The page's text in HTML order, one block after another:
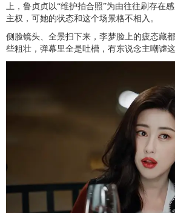
上，鲁贞贞以“维护拍合照”为由往往刷存在
主权，可她的状态和这个场景格不相入。
侧脸镜头、全景扫下来，李梦脸上的疲态藏
些粗壮，弹幕里全是吐槽，有东说念主嘲谑